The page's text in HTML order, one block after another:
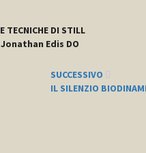
TECNICHE DI STILL
Jonathan Edis DO
SUCCESSIVO
IL SILENZIO